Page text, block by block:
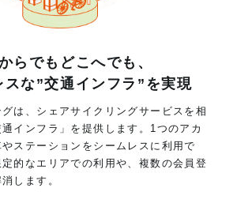
らでもどこへでも、
スな”交通インフラ”を実現
は、シェアサイクリングサービスを相
インフラ」を提供します。1つのアカ
ステーションをシームレスに利用で
的なエリアでの利用や、複数の会員登
します。